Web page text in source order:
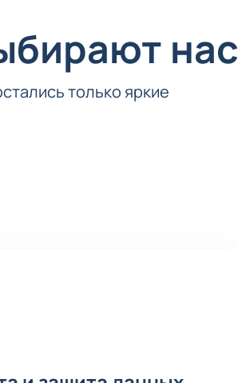
нас
только яркие